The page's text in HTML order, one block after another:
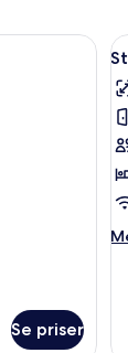
|
Se priser